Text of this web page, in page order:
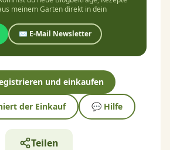
meinem Garten direkt in dein
✉️ E-Mail Newsletter
und einkaufen
der Einkauf 💬 Hilfe
Teilen